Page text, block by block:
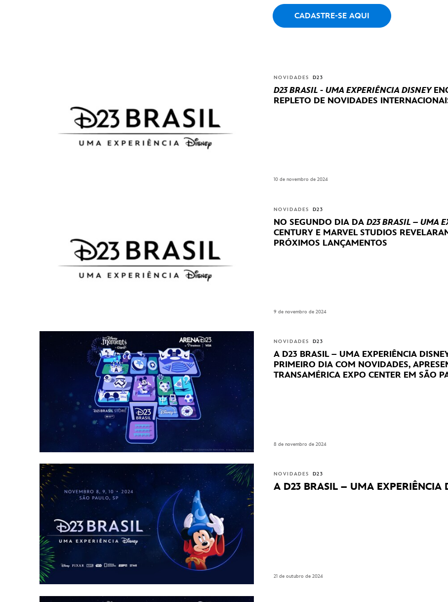
CADASTRE-SE AQUI
NOVIDADES D23
D23 BRASIL - UMA EXPERIÊNCIA DISNEY
REPLETO DE NOVIDADES
10 de novembro de 2024
NOVIDADES D23
NO SEGUNDO DIA DA D23 BRASIL – UMA
CENTURY E MARVEL STUDIOS
PRÓXIMOS LANÇAMENTOS
9 de novembro de 2024
NOVIDADES D23
A D23 BRASIL – UMA EXPERIÊNCIA
PRIMEIRO DIA COM NOVIDADES,
TRANSAMÉRICA EXPO CENTER EM SÃO
8 de novembro de 2024
NOVIDADES D23
A D23 BRASIL – UMA EXPERIÊNCIA
21 de outubro de 2024